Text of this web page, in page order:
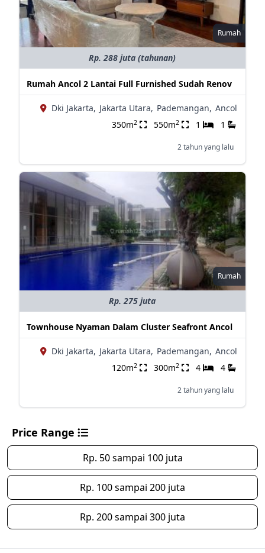
Rumah
Rp. 288 juta (tahunan)
Rumah Ancol 2 Lantai Full Furnished Sudah Renov
Dki Jakarta, Jakarta Utara, Pademangan, Ancol
350m2 550m2 1 1
2 tahun yang lalu
Rumah
Rp. 275 juta
Townhouse Nyaman Dalam Cluster Seafront Ancol
Dki Jakarta, Jakarta Utara, Pademangan, Ancol
120m2 300m2 4 4
2 tahun yang lalu
Price Range
Rp. 50 sampai 100 juta
Rp. 100 sampai 200 juta
Rp. 200 sampai 300 juta